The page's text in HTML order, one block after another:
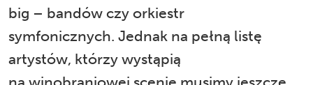
big – bandów czy orkiestr
symfonicznych. Jednak na pełną listę
artystów, którzy wystąpią